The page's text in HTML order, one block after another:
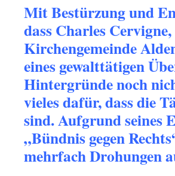
Mit Bestürzung und
dass Charles
Kirchengemeinde
eines gewalttätigen
Hintergründe noch
vieles dafür, dass die
sind. Aufgrund seines
„Bündnis gegen
mehrfach Drohungen